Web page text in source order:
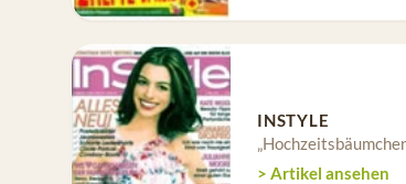
INSTYLE
> Artikel ansehen